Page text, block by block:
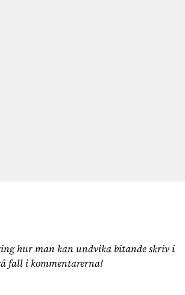
hur man kan undvika bitande skriv i
fall i kommentarerna!